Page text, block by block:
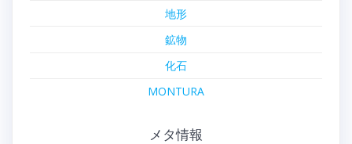
地形
鉱物
化石
MONTURA
メタ情報